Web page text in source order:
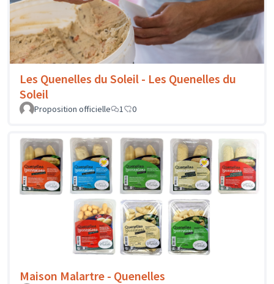
Les Quenelles du Soleil - Les Quenelles du
Soleil
Proposition officielle 1 0
Maison Malartre - Quenelles